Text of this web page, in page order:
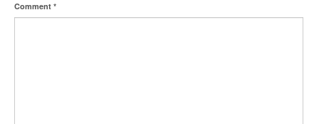
Comment *